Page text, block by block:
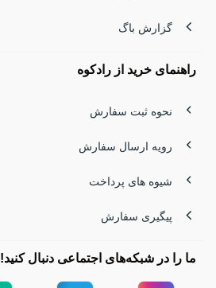
گزارش باگ
راهنمای خرید از رادکوه
نحوه ثبت سفارش
رویه ارسال سفارش
شیوه های پرداخت
پیگیری سفارش
ما را در شبکه‌های اجتماعی دنبال کنید!